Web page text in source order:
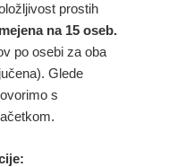
prostih
na 15 oseb.
po osebi za oba
Glede
s